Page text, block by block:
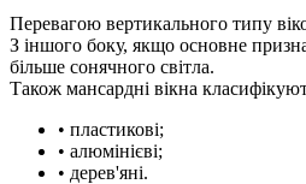
Перевагою вертикального типу
З іншого боку, якщо основне
більше сонячного світла.
Також мансардні вікна
• пластикові;
• алюмінієві;
• дерев'яні.